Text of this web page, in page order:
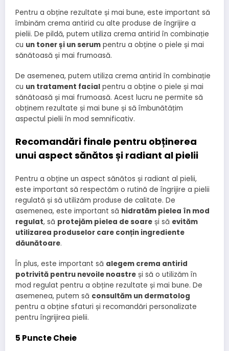
Pentru a obține rezultate și mai bune, este important să
îmbinăm crema antirid cu alte produse de îngrijire a
pielii. De pildă, putem utiliza crema antirid în combinație
cu un toner și un serum pentru a obține o piele și mai
sănătoasă și mai frumoasă.
De asemenea, putem utiliza crema antirid în combinație
cu un tratament facial pentru a obține o piele și mai
sănătoasă și mai frumoasă. Acest lucru ne permite să
obținem rezultate și mai bune și să îmbunătățim
aspectul pielii în mod semnificativ.
Recomandări finale pentru obținerea
unui aspect sănătos și radiant al pielii
Pentru a obține un aspect sănătos și radiant al pielii,
este important să respectăm o rutină de îngrijire a pielii
regulată și să utilizăm produse de calitate. De
asemenea, este important să hidratăm pielea în mod
regulat, să protejăm pielea de soare și să evităm
utilizarea produselor care conțin ingrediente
dăunătoare.
În plus, este important să alegem crema antirid
potrivită pentru nevoile noastre și să o utilizăm în
mod regulat pentru a obține rezultate și mai bune. De
asemenea, putem să consultăm un dermatolog
pentru a obține sfaturi și recomandări personalizate
pentru îngrijirea pielii.
5 Puncte Cheie